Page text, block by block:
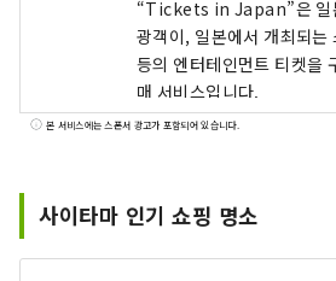
“Tickets in Japan”은 일
광객이, 일본에서 개최되
등의 엔터테인먼트 티켓을
매 서비스입니다.
본 서비스에는 스폰서 광고가 포함되어 있습니다.
사이타마 인기 쇼핑 명소